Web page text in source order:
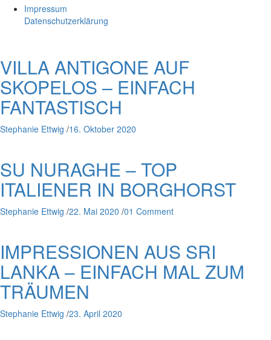
Impressum
Datenschutzerklärung
VILLA ANTIGONE AUF
SKOPELOS – EINFACH
FANTASTISCH
Stephanie Ettwig /16. Oktober 2020
SU NURAGHE – TOP
ITALIENER IN BORGHORST
Stephanie Ettwig /22. Mai 2020 /01 Comment
IMPRESSIONEN AUS SRI
LANKA – EINFACH MAL ZUM
TRÄUMEN
Stephanie Ettwig /23. April 2020